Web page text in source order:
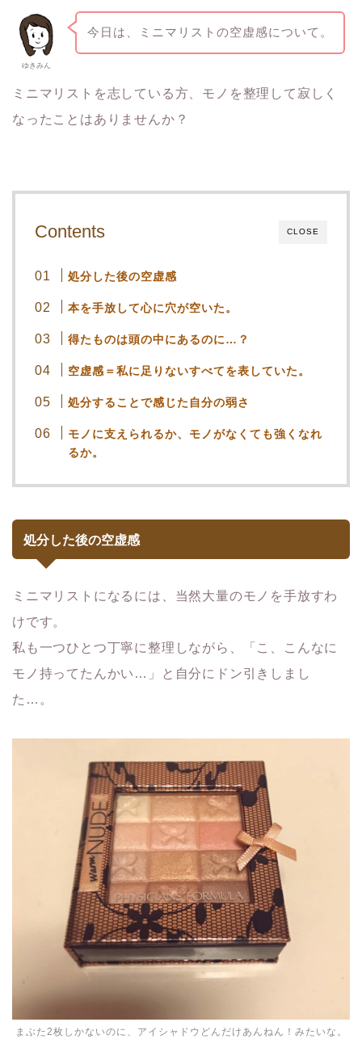
ゆきみん
今日は、ミニマリストの空虚感について。
ミニマリストを志している方、モノを整理して寂しく
なったことはありませんか？
CLOSE
Contents
処分した後の空虚感
本を手放して心に穴が空いた。
得たものは頭の中にあるのに…？
空虚感＝私に足りないすべてを表していた。
処分することで感じた自分の弱さ
モノに支えられるか、モノがなくても強くなれ
るか。
処分した後の空虚感
ミニマリストになるには、当然大量のモノを手放すわ
けです。
私も一つひとつ丁寧に整理しながら、「こ、こんなに
モノ持ってたんかい…」と自分にドン引きしまし
た…。
まぶた2枚しかないのに、アイシャドウどんだけあんねん！みたいな。